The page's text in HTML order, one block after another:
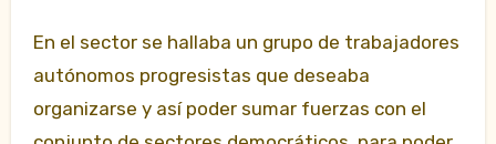
En el sector se hallaba un grupo de trabajadores
autónomos progresistas que deseaba
organizarse y así poder sumar fuerzas con el